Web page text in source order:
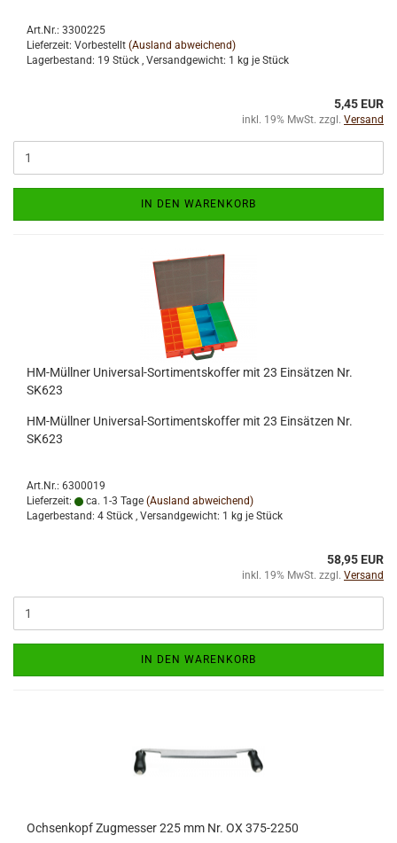
Art.Nr.: 3300225
Lieferzeit: Vorbestellt (Ausland abweichend)
Lagerbestand: 19 Stück , Versandgewicht: 1 kg je Stück
5,45 EUR
inkl. 19% MwSt. zzgl. Versand
IN DEN WARENKORB
HM-Müllner Universal-Sortimentskoffer mit 23 Einsätzen Nr.
SK623
HM-Müllner Universal-Sortimentskoffer mit 23 Einsätzen Nr.
SK623
Art.Nr.: 6300019
Lieferzeit:
ca. 1-3 Tage (Ausland abweichend)
Lagerbestand: 4 Stück , Versandgewicht: 1 kg je Stück
58,95 EUR
inkl. 19% MwSt. zzgl. Versand
IN DEN WARENKORB
Ochsenkopf Zugmesser 225 mm Nr. OX 375-2250